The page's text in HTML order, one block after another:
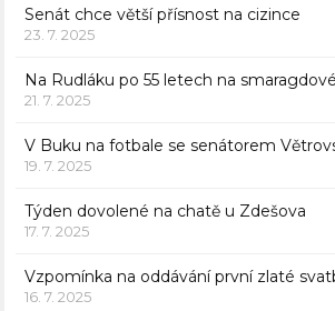
Senát chce větší přísnost na cizince
23. 7. 2025
Na Rudláku po 55 letech na
21. 7. 2025
V Buku na fotbale se senátorem
19. 7. 2025
Týden dovolené na chatě u Zdešova
17. 7. 2025
Vzpomínka na oddávání první zlaté
16. 7. 2025